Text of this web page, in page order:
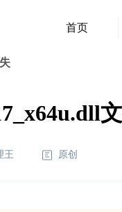
首页
王 原创